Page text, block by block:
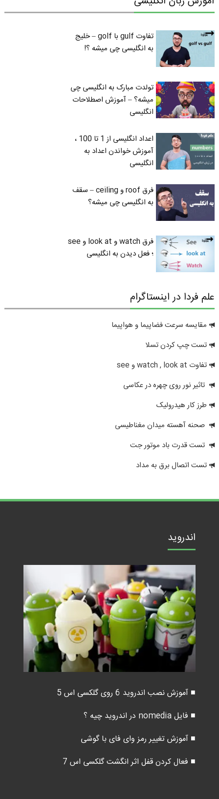
تفاوت gulf با golf – خلیج
به انگلیسی چی میشه ؟!
تولدت مبارک به انگلیسی چی
میشه؟ – آموزش اصطلاحات
انگلیسی
اعداد انگلیسی از 1 تا 100 ،
آموزش خواندن اعداد به
انگلیسی
فرق roof و ceiling – سقف
به انگلیسی چی میشه؟
فرق watch و look at و see
؛ فعل دیدن به انگلیسی
علم فردا در اینستاگرام
مقایسه سرعت فضاپیما و هواپیما
تست چپ کردن تسلا
تفاوت watch , look at و see
تاثیر نور روی چهره در عکاسی
طرز کار هیدرولیک
صحنه آهسته میدان مغناطیسی
تست قدرت باد موتور جت
تست اتصال برق به مداد
اندروید
■ آموزش نصب اندروید 6 روی گلکسی اس 5
■ فایل nomedia در اندروید چیه ؟
■ آموزش تغییر رمز وای فای با گوشی
■ فعال کردن قفل اثر انگشت گلکسی اس 7